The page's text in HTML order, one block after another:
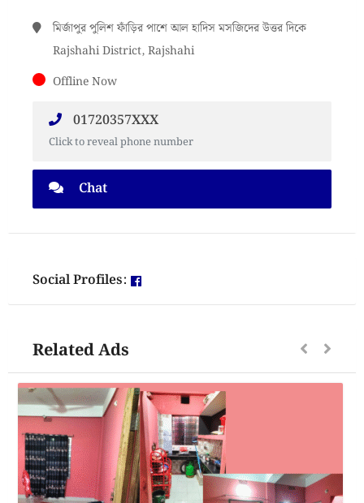
মির্জাপুর পুলিশ ফাঁড়ির পাশে আল হাদিস মসজিদের উত্তর দিকে
Rajshahi District, Rajshahi
Offline Now
01720357XXX
Click to reveal phone number
Chat
Social Profiles:
Related Ads